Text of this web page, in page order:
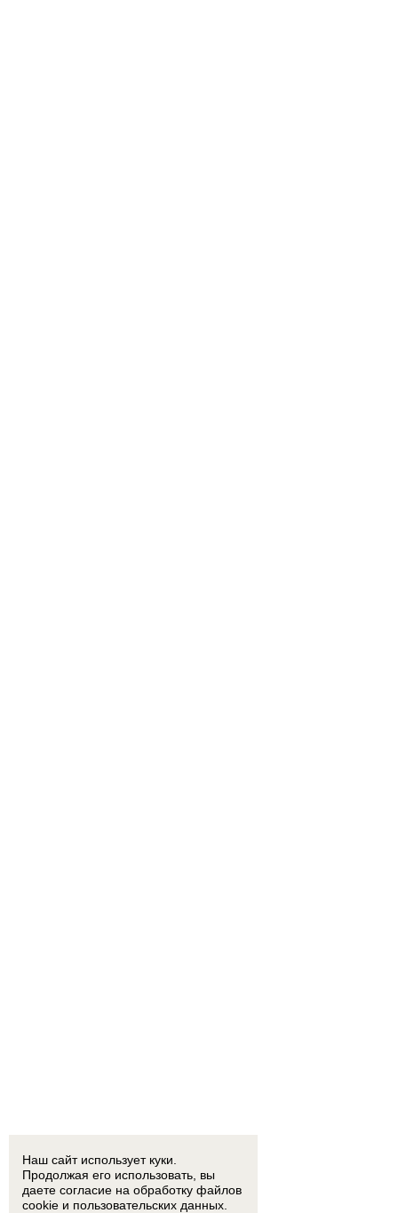
Наш сайт использует куки.
Продолжая его использовать, вы
даете согласие на обработку файлов
cookie и пользовательских данных.